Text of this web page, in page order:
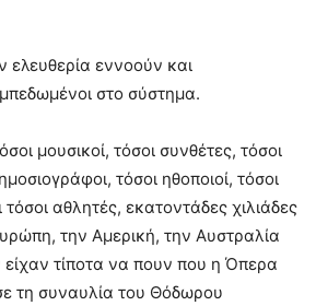
εννοούν και
στο σύστημα.
μουσικοί, τόσοι συνθέτες, τόσοι
τόσοι ηθοποιοί, τόσοι
τόσοι αθλητές, εκατοντάδες χιλιάδες
την Αμερική, την Αυστραλία
τίποτα να πουν που η Όπερα
τη συναυλία του Θόδωρου